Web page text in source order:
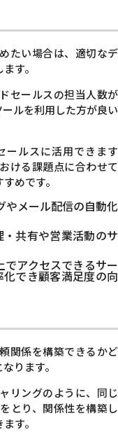
たい場合は、適切なデ
す。
セールスの担当人数が
ルを利用した方が良い
ールスに活用できます
ける課題点に合わせて
めです。
やメール配信の自動化
共有や営業活動のサ
アクセスできるサー
でき顧客満足度の向
関係を構築できるかど
ります。
リングのように、同じ
とり、関係性を構築し
す。